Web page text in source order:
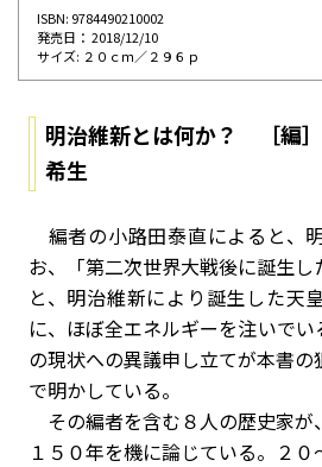
ISBN: 9784490210002
発売⽇： 2018/12/10
サイズ: ２０ｃｍ／２９６ｐ
明治維新とは何か？ ［編
希生
編者の小路田泰直によると、
お、「第二次世界大戦後に誕生し
と、明治維新により誕生した天
に、ほぼ全エネルギーを注いで
の現状への異議申し立てが本書
で明かしている。
その編者を含む８人の歴史家が
１５０年を機に論じている。２